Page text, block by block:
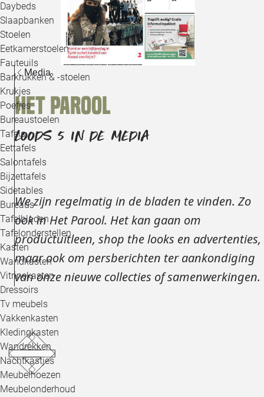
Daybeds
Slaapbanken
Stoelen
Eetkamerstoelen
Fauteuils
Barkrukken & -stoelen
Krukjes
Poefjes
Bureaustoelen
Tafels
Eettafels
Salontafels
Bijzettafels
Sidetables
Bureaus
Tafelbladen
Tafelonderstellen
Kasten
Wandkasten
Vitrinekasten
Dressoirs
Tv meubels
Vakkenkasten
Kledingkasten
Wandrekken
Nachtkastjes
Meubelhoezen
Meubelonderhoud
Media
Het Parool
LOODS 5 IN DE MEDIA
We zijn regelmatig in de bladen te vinden. Zo
ook in Het Parool. Het kan gaan om
productuitleen, shop the looks en advertenties,
maar ook om persberichten ter aankondiging
van onze nieuwe collecties of samenwerkingen.